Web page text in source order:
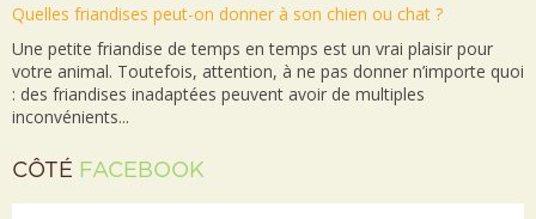
Quelles friandises peut-on donner à son chien ou chat ?
Une petite friandise de temps en temps est un vrai plaisir pour
votre animal. Toutefois, attention, à ne pas donner n’importe quoi
: des friandises inadaptées peuvent avoir de multiples
inconvénients...
CÔTÉ FACEBOOK